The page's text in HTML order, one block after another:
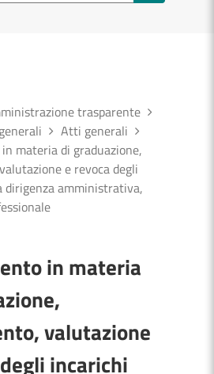
trasparente
Atti generali
materia di graduazione,
e revoca degli
dirigenza amministrativa,
in materia
valutazione
incarichi